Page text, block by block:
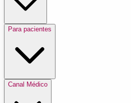
Para pacientes
Canal Médico